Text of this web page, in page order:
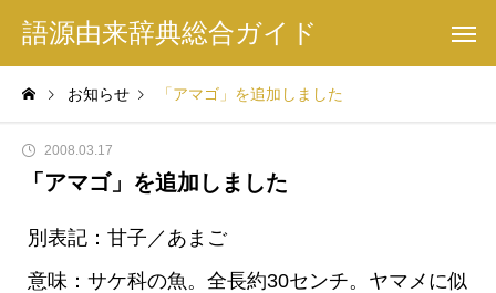
語源由来辞典総合ガイド
お知らせ 「アマゴ」を追加しました
2008.03.17
「アマゴ」を追加しました
別表記：甘子／あまご
意味：サケ科の魚。全長約30センチ。ヤマメに似